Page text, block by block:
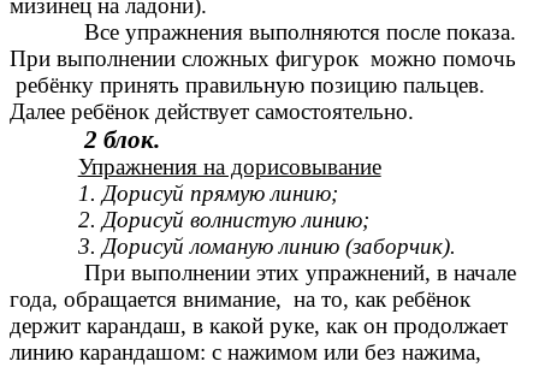
мизинец на ладони).
Все упражнения выполняются после показа.
При выполнении сложных фигурок можно помочь
ребёнку принять правильную позицию пальцев.
Далее ребёнок действует самостоятельно.
2 блок.
Упражнения на дорисовывание
1. Дорисуй прямую линию;
2. Дорисуй волнистую линию;
3. Дорисуй ломаную линию (заборчик).
При выполнении этих упражнений, в начале
года, обращается внимание, на то, как ребёнок
держит карандаш, в какой руке, как он продолжает
линию карандашом: с нажимом или без нажима,